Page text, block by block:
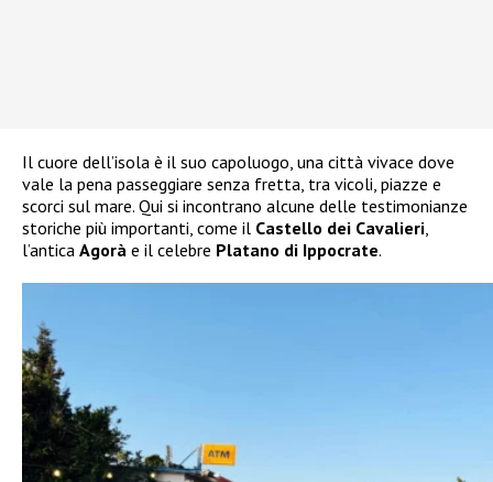
Il cuore dell’isola è il suo capoluogo, una città vivace dove
vale la pena passeggiare senza fretta, tra vicoli, piazze e
scorci sul mare. Qui si incontrano alcune delle testimonianze
storiche più importanti, come il Castello dei Cavalieri,
l’antica Agorà e il celebre Platano di Ippocrate.